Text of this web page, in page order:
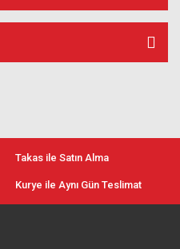
Takas ile Satın Alma
Kurye ile Aynı Gün Teslimat